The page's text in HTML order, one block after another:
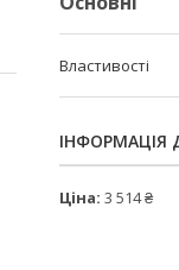
Властивості
ІНФОРМАЦІЯ
Ціна: 3 514 ₴